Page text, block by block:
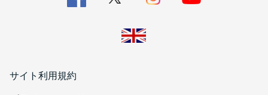
サイト利用規約